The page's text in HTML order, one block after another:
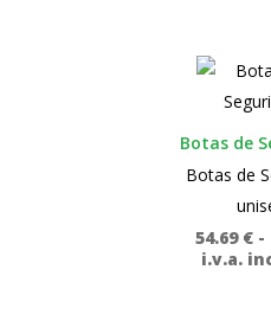
Botas de
Botas de
54.69 € -
i.v.a.